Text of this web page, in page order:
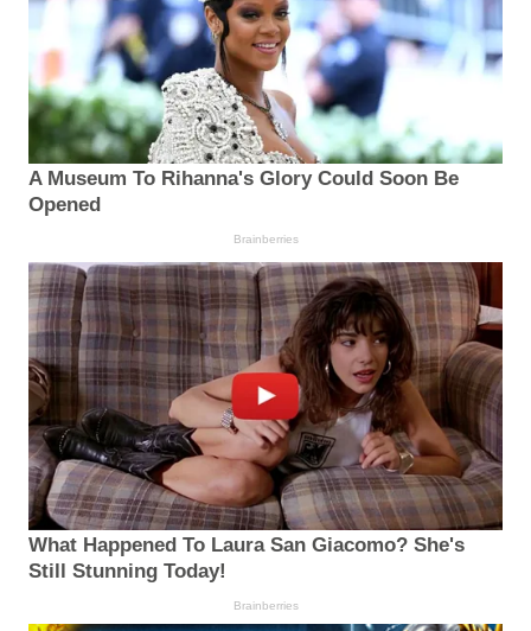
A Museum To Rihanna's Glory Could Soon Be
Opened
Brainberries
What Happened To Laura San Giacomo? She's
Still Stunning Today!
Brainberries